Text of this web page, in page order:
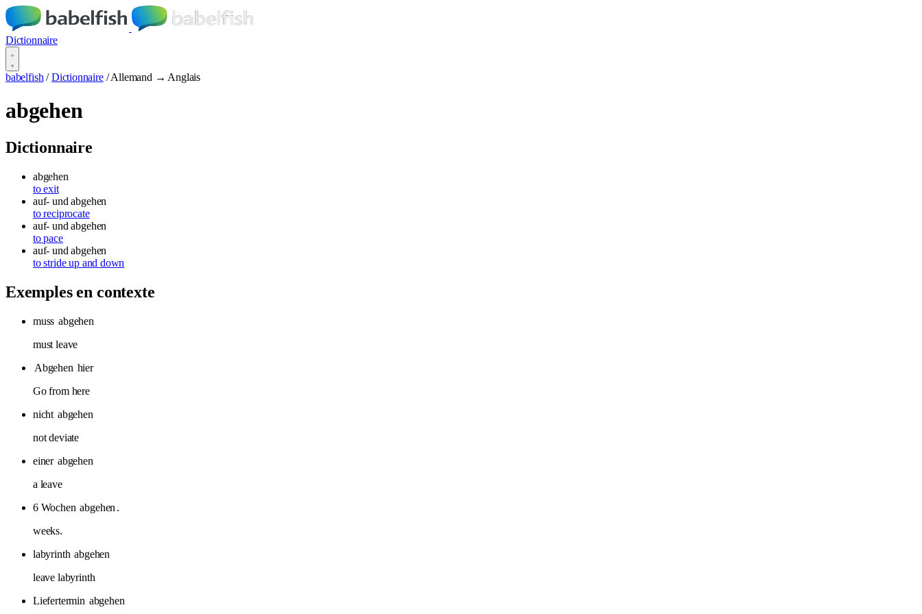
Dictionnaire
babelfish / Dictionnaire / Allemand → Anglais
abgehen
Dictionnaire
abgehen
to exit
auf- und abgehen
to reciprocate
auf- und abgehen
to pace
auf- und abgehen
to stride up and down
Exemples en contexte
muss abgehen
must leave
Abgehen hier
Go from here
nicht abgehen
not deviate
einer abgehen
a leave
6 Wochen abgehen .
weeks.
labyrinth abgehen
leave labyrinth
Liefertermin abgehen